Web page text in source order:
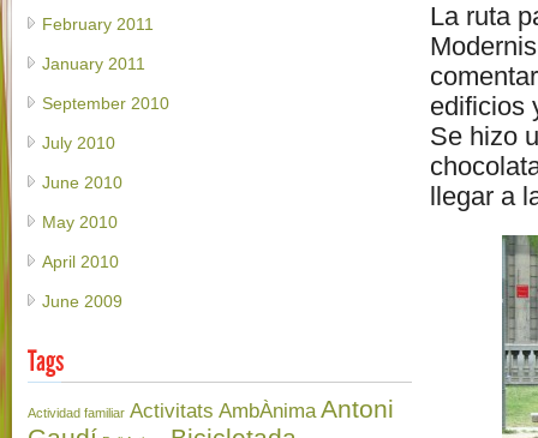
La ruta
edificios
Se hizo
llegar a
February 2011
January 2011
September 2010
July 2010
June 2010
May 2010
April 2010
June 2009
Tags
Actividad familiar Activitats AmbÀnima Antoni